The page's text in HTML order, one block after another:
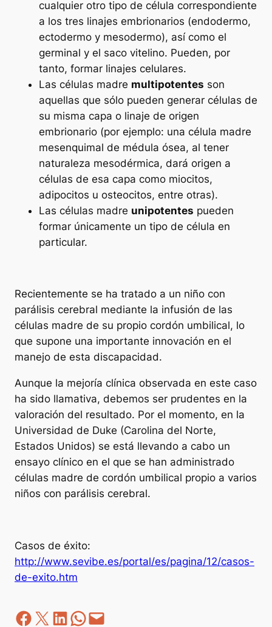
cualquier otro tipo de célula correspondiente
a los tres linajes embrionarios (endodermo,
ectodermo y mesodermo), así como el
germinal y el saco vitelino. Pueden, por
tanto, formar linajes celulares.
Las células madre multipotentes son
aquellas que sólo pueden generar células de
su misma capa o linaje de origen
embrionario (por ejemplo: una célula madre
mesenquimal de médula ósea, al tener
naturaleza mesodérmica, dará origen a
células de esa capa como miocitos,
adipocitos u osteocitos, entre otras).
Las células madre unipotentes pueden
formar únicamente un tipo de célula en
particular.
Recientemente se ha tratado a un niño con
parálisis cerebral mediante la infusión de las
células madre de su propio cordón umbilical, lo
que supone una importante innovación en el
manejo de esta discapacidad.
Aunque la mejoría clínica observada en este caso
ha sido llamativa, debemos ser prudentes en la
valoración del resultado. Por el momento, en la
Universidad de Duke (Carolina del Norte,
Estados Unidos) se está llevando a cabo un
ensayo clínico en el que se han administrado
células madre de cordón umbilical propio a varios
niños con parálisis cerebral.
Casos de éxito:
http://www.sevibe.es/portal/es/pagina/12/casos-
de-exito.htm
Facebook
Z LinkedIn
WhatsApp
correo electrónico